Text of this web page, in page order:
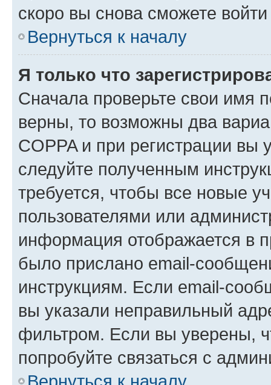
скоро вы снова сможете
Вернуться к началу
Я только что
Сначала проверьте свои имя
верны, то возможны два
COPPA и при регистрации вы
следуйте полученным
требуется, чтобы все новые
пользователями или
информация отображается в
было прислано email-
инструкциям. Если email-
вы указали неправильный
фильтром. Если вы уверены,
попробуйте связаться с
Вернуться к началу